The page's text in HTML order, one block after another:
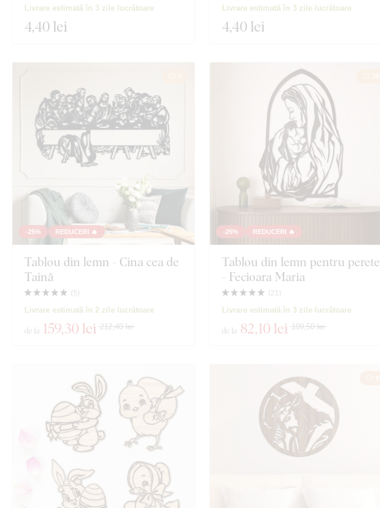
Livrare estimată în 3 zile lucrătoare
4,40 lei
Livrare estimată în 3 zile lucrătoare
4,40 lei
-25% REDUCERI 🔥
Tablou din lemn - Cina cea de
Taină
(5)
Livrare estimată în 2 zile lucrătoare
de la 159,30 lei 212,40 lei
-25% REDUCERI 🔥
Tablou din lemn pentru perete
- Fecioara Maria
(21)
Livrare estimată în 3 zile lucrătoare
de la 82,10 lei 109,50 lei